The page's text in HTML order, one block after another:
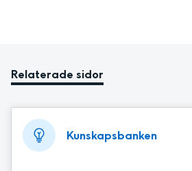
Relaterade sidor
Kunskapsbanken